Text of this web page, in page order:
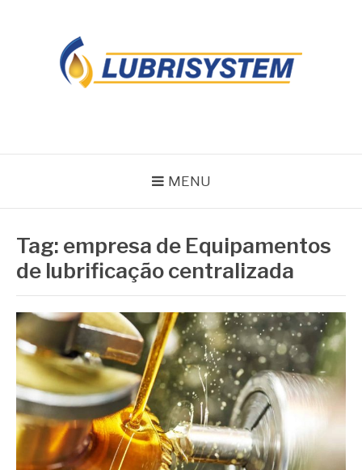
MENU
Tag: empresa de Equipamentos
de lubrificação centralizada